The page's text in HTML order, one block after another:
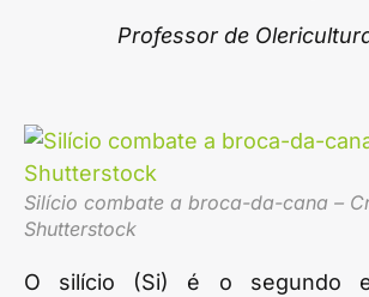
Professor de
Silício combate a broca-da-cana –
Shutterstock
O silício (Si) é o segundo